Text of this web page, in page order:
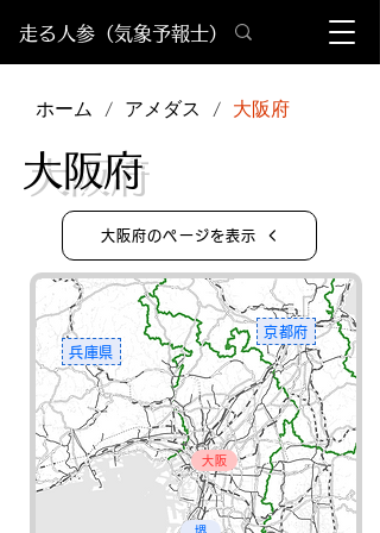
​走る人参（気象予報士）
ホーム / アメダス / 大阪府
​大阪府
大阪府のページを表示
大阪
堺
兵庫県
京都府